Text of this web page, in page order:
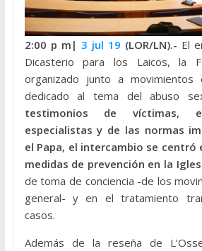
2:00 p m| 3 jul 19 (LOR/LN).- El
Dicasterio para los Laicos, la
organizado junto a movimientos
dedicado al tema del abuso
testimonios de víctimas,
especialistas y de las normas
el Papa, el intercambio se centró
medidas de prevención en la
de toma de conciencia -de los
general- y en el tratamiento
casos.
Además de la reseña de